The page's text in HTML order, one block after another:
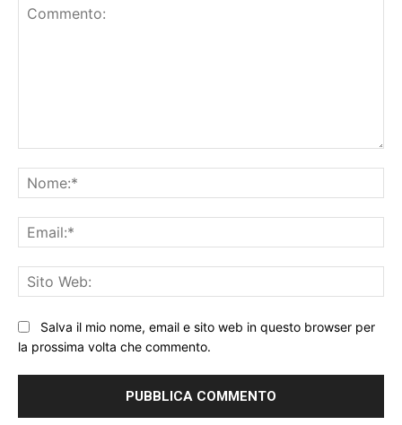
Salva il mio nome, email e sito web in questo browser per
la prossima volta che commento.